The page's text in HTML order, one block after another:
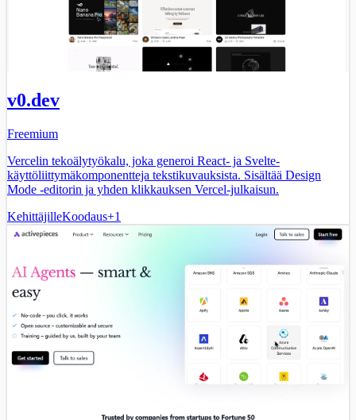
v0.dev
Freemium
Vercelin tekoälytyökalu, joka generoi React- ja Svelte-
käyttöliittymäkomponentteja tekstikuvauksista. Sisältää Design
Mode -editorin ja yhden klikkauksen Vercel-julkaisun.
KehittäjilleKoodaus+1